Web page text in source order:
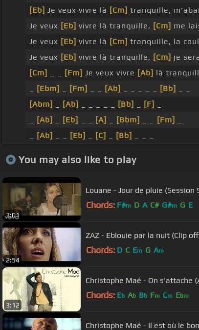
[Eb] Je veux vivre là [Cm] tranquille,
Je veux [Eb] vivre là tranquille, [Cm] me
Je veux [Eb] vivre là [Cm] tranquille, la
Je veux [Eb] vivre là tranquille, [Cm] je
[Cm]
[Fm] Je veux vivre [Ab] là
[Ebm] [Fm] [Ab] [Bb]
[Abm]
[Ab] [Bb] [F]
[Ab] [Eb] [A] [Bbm] [Fm]
[Ab] [Eb] [C] [Bb]
You may also like to play
3:01
Louane - Jour de pluie (Session
Chords: F#m D A C# G#m G E
2:54
ZAZ - Eblouie par la nuit (Clip
Chords: D C Em G Am
3:12
Christophe Maé - On s'attache
Chords: Eb Ab Bb Fm Cm Ebm
Christophe Maé - Il est où le